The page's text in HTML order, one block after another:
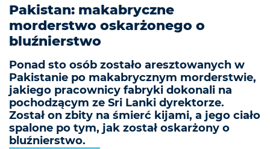
Pakistan: makabryczne
morderstwo oskarżonego o
bluźnierstwo
Ponad sto osób zostało aresztowanych w
Pakistanie po makabrycznym morderstwie,
jakiego pracownicy fabryki dokonali na
pochodzącym ze Sri Lanki dyrektorze.
Został on zbity na śmierć kijami, a jego ciało
spalone po tym, jak został oskarżony o
bluźnierstwo.